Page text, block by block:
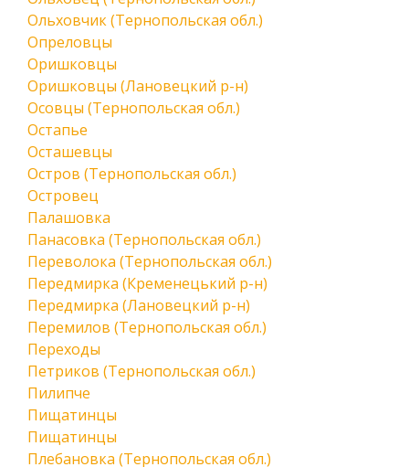
Ольховчик (Тернопольская обл.)
Опреловцы
Оришковцы
Оришковцы (Лановецкий р-н)
Осовцы (Тернопольская обл.)
Остапье
Осташевцы
Остров (Тернопольская обл.)
Островец
Палашовка
Панасовка (Тернопольская обл.)
Переволока (Тернопольская обл.)
Передмирка (Кременецький р-н)
Передмирка (Лановецкий р-н)
Перемилов (Тернопольская обл.)
Переходы
Петриков (Тернопольская обл.)
Пилипче
Пищатинцы
Пищатинцы
Плебановка (Тернопольская обл.)